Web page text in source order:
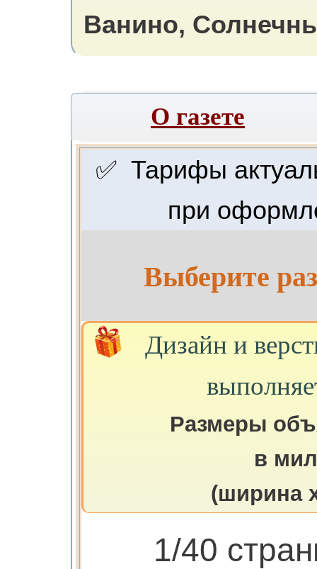
Ванино,
О газете
✅ Тарифы
при
Выберите
Дизайн и
Размеры
в
(ширина
1/40